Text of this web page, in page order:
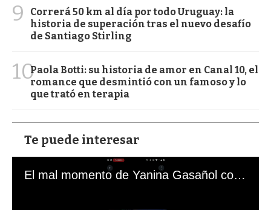
9
Correrá 50 km al día por todo Uruguay: la
historia de superación tras el nuevo desafío
de Santiago Stirling
10Paola Botti: su historia de amor en Canal 10, el
romance que desmintió con un famoso y lo
que trató en terapia
Te puede interesar
El mal momento de Yanina Gasañol con un hincha argentino en "Subrayado"